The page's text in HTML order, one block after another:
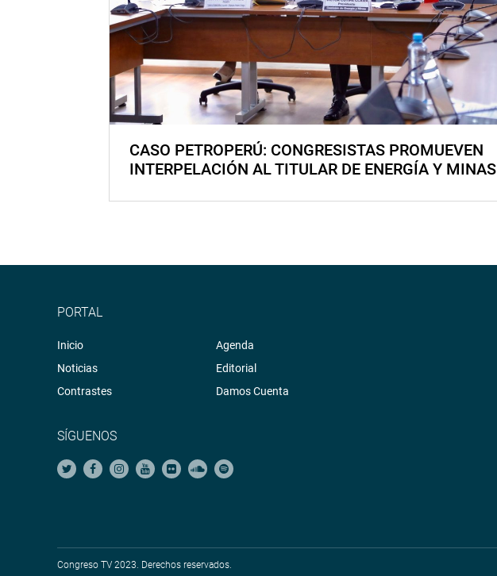
CASO PETROPERÚ: CONGRESISTAS PROMUEVEN
INTERPELACIÓN AL TITULAR DE ENERGÍA Y MINAS
PORTAL
Inicio
Noticias
Contrastes
Agenda
Editorial
Damos Cuenta
SÍGUENOS
Congreso TV 2023. Derechos reservados.